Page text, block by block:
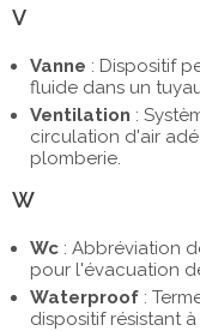
V
Vanne : Dispositif
fluide dans un
Ventilation :
circulation d'air
plomberie.
W
Wc : Abbréviation
pour l'évacuation
Waterproof :
dispositif résistant à